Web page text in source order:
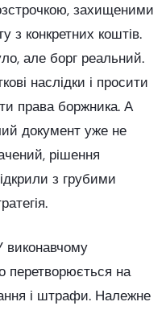
захищеними
з конкретних коштів.
але борг реальний.
наслідки і просити
права боржника. А
документ уже не
рішення
з грубими
виконавчому
перетворюється на
і штрафи. Належне